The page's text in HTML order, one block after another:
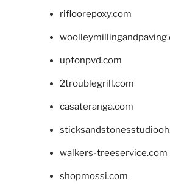
rifloorepoxy.com
uptonpvd.com
2troublegrill.com
casateranga.com
walkers-treeservice.com
shopmossi.com